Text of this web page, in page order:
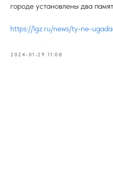
городе установлены два
https://lgz.ru/news/ty-ne-
2024-01-29 11:08